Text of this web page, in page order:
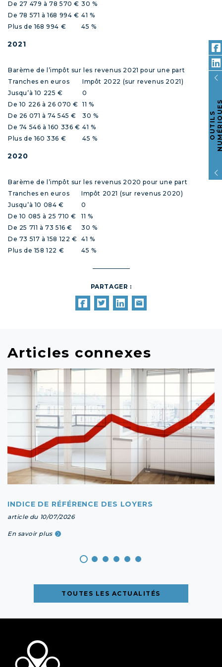
De 27 479 à 78 570 € 30 %
De 78 571 à 168 994 € 41 %
Plus de 168 994 €
45 %
2021
Barème de l’impôt sur les revenus 2021 pour une part
Tranches en euros
Impôt 2022 (sur revenus 2021)
Jusqu’à 10 225 €
0
De 10 226 à 26 070 € 11 %
De 26 071 à 74 545 €
30 %
De 74 546 à 160 336 € 41 %
Plus de 160 336 €
45 %
2020
Barème de l’impôt sur les revenus 2020 pour une part
Tranches en euros
Impôt 2021 (sur revenus 2020)
Jusqu’à 10 084 €
0
De 10 085 à 25 710 €
11 %
De 25 711 à 73 516 €
30 %
De 73 517 à 158 122 € 41 %
Plus de 158 122 €
45 %
PARTAGER :
Articles connexes
INDICE DE RÉFÉRENCE DES LOYERS
article du 10/07/2026
En savoir plus
TOUTES LES ACTUALITÉS
O
U
T
I
L
S
N
U
M
É
R
I
Q
U
E